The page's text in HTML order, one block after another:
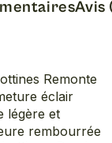
Avis
Remonte
éclair
légère et
rembourrée